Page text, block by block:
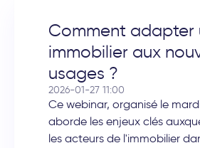
Comment adapter
immobilier aux
usages ?
2026-01-27 11:00
Ce webinar, organisé le
aborde les enjeux clés
les acteurs de l'immobilier